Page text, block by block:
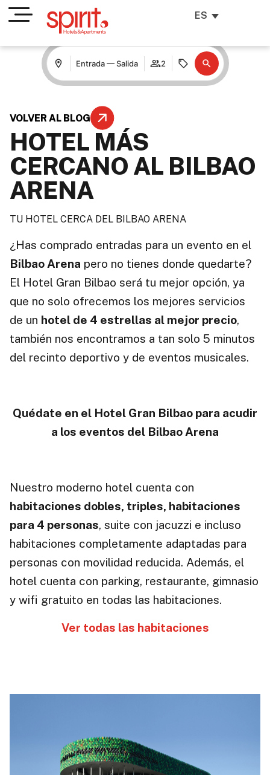
ES
Entrada — Salida 2
VOLVER AL BLOG
HOTEL MÁS
CERCANO AL BILBAO
ARENA
TU HOTEL CERCA DEL BILBAO ARENA
¿Has comprado entradas para un evento en el
Bilbao Arena pero no tienes donde quedarte?
El Hotel Gran Bilbao será tu mejor opción, ya
que no solo ofrecemos los mejores servicios
de un hotel de 4 estrellas al mejor precio,
también nos encontramos a tan solo 5 minutos
del recinto deportivo y de eventos musicales.
Quédate en el Hotel Gran Bilbao para acudir
a los eventos del Bilbao Arena
Nuestro moderno hotel cuenta con
habitaciones dobles, triples, habitaciones
para 4 personas, suite con jacuzzi e incluso
habitaciones completamente adaptadas para
personas con movilidad reducida. Además, el
hotel cuenta con parking, restaurante, gimnasio
y wifi gratuito en todas las habitaciones.
Ver todas las habitaciones